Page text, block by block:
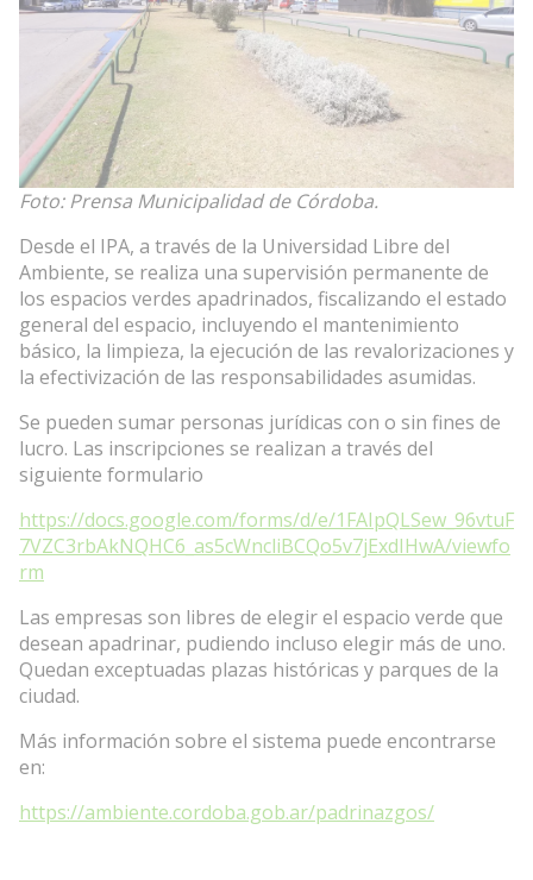
Foto: Prensa Municipalidad de Córdoba.
Desde el IPA, a través de la Universidad Libre del
Ambiente, se realiza una supervisión permanente de
los espacios verdes apadrinados, fiscalizando el estado
general del espacio, incluyendo el mantenimiento
básico, la limpieza, la ejecución de las revalorizaciones y
la efectivización de las responsabilidades asumidas.
Se pueden sumar personas jurídicas con o sin fines de
lucro. Las inscripciones se realizan a través del
siguiente formulario
https://docs.google.com/forms/d/e/1FAIpQLSew_96vtuF
7VZC3rbAkNQHC6_as5cWncliBCQo5v7jExdIHwA/viewfo
rm
Las empresas son libres de elegir el espacio verde que
desean apadrinar, pudiendo incluso elegir más de uno.
Quedan exceptuadas plazas históricas y parques de la
ciudad.
Más información sobre el sistema puede encontrarse
en:
https://ambiente.cordoba.gob.ar/padrinazgos/